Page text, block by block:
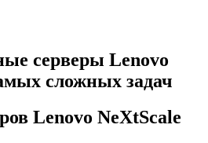
серверы Lenovo
сложных задач
Lenovo NeXtScale